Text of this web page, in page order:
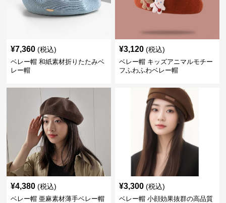
¥7,360 (税込)
ベレー帽 和紙素材折りたたみベ
レー帽
¥3,120 (税込)
ベレー帽 キッズアニマルモチー
フふわふわベレー帽
¥4,380 (税込)
ベレー帽 亜麻素材薄手ベレー帽
¥3,300 (税込)
ベレー帽 小顔効果抜群の高品質